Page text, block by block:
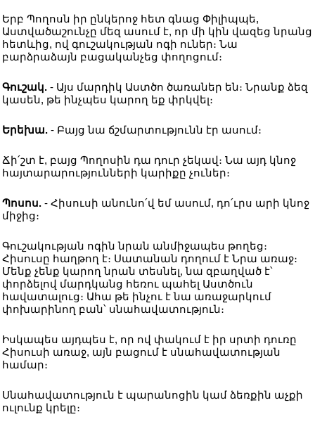
Երբ Պողոսն իր ընկերոջ հետ գնաց Փիլիպպե,
Աստվածաշունչը մեզ ասում է, որ մի կին վազեց նրանց
հետևից, ով գուշակության ոգի ուներ։ Նա
բարձրաձայն բացականչեց փողոցում։
Գուշակ. - Այս մարդիկ Աստծո ծառաներ են։ Նրանք ձեզ
կասեն, թե ինչպես կարող եք փրկվել։
Երեխա. - Բայց նա ճշմարտությունն էր ասում։
Ճի՛շտ է, բայց Պողոսին դա դուր չեկավ։ Նա այդ կնոջ
հայտարարությունների կարիքը չուներ։
Պոսոս. - Հիսուսի անունո՛վ եմ ասում, դո՛ւրս արի կնոջ
միջից։
Գուշակության ոգին նրան անմիջապես թողեց։
Հիսուսը հաղթող է։ Սատանան դողում է Նրա առաջ։
Մենք չենք կարող նրան տեսնել, նա զբաղված է՝
փորձելով մարդկանց հեռու պահել Աստծուն
հավատալուց։ Ահա թե ինչու է նա առաջարկում
փոխարինող բան՝ սնահավատություն։
Իսկապես այդպես է, որ ով փակում է իր սրտի դուռը
Հիսուսի առաջ, այն բացում է սնահավատության
համար։
Սնահավատություն է պարանոցին կամ ձեռքին աչքի
ուլունք կրելը։